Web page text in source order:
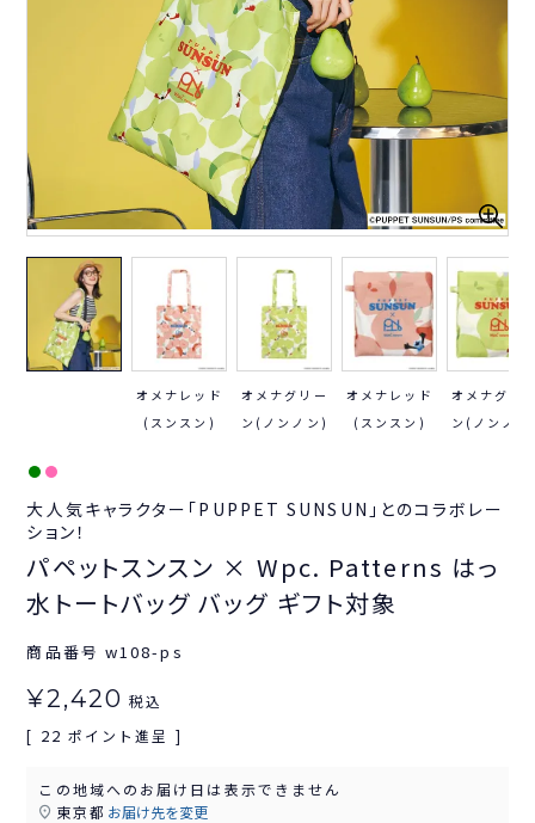
オメナレッド
(スンスン)
オメナグリー
ン(ノンノン)
オメナレッド
(スンスン)
オメナグリ
ン(ノンノ
大人気キャラクター「PUPPET SUNSUN」とのコラボレー
ション！
パペットスンスン × Wpc. Patterns はっ
水トートバッグ バッグ ギフト対象
商品番号 w108-ps
¥2,420 税込
[ 22 ポイント進呈 ]
この地域へのお届け日は表示できません
東京都 お届け先を変更